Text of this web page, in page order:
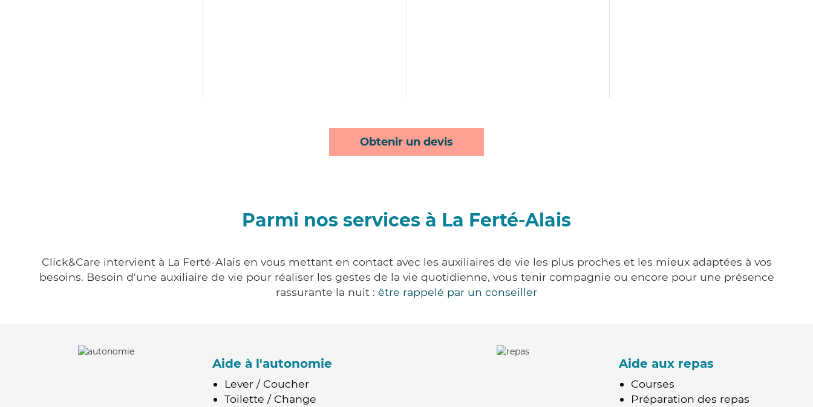
Obtenir un devis
Parmi nos services à La Ferté-Alais
Click&Care intervient à La Ferté-Alais en vous mettant en contact avec les auxiliaires de vie les plus proches et les mieux adaptées à vos
besoins. Besoin d'une auxiliaire de vie pour réaliser les gestes de la vie quotidienne, vous tenir compagnie ou encore pour une présence
rassurante la nuit : être rappelé par un conseiller
Aide à l'autonomie
Lever / Coucher
Toilette / Change
Aide aux repas
Courses
Préparation des repas